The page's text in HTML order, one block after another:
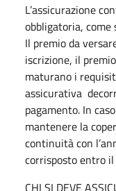
L’assicurazione
obbligatoria,
Il premio da
iscrizione, il
maturano i
assicurativa
pagamento. In
mantenere la
continuità con
corrisposto entro
CHI SI DEVE